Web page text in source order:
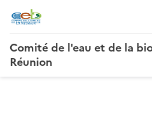
Comité de l'eau et de la
Réunion